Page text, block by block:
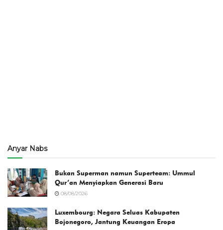
Anyar Nabs
Bukan Superman namun Superteam: Ummul
Qur’an Menyiapkan Generasi Baru
08/08/2026
Luxembourg: Negara Seluas Kabupaten
Bojonegoro, Jantung Keuangan Eropa